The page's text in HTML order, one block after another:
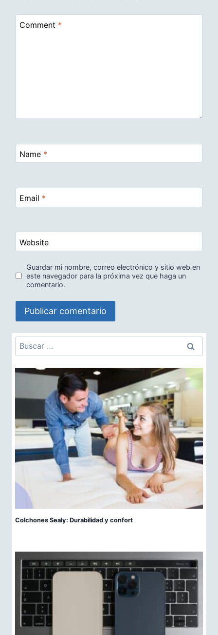
Comment *
Name *
Email *
Website
Guardar mi nombre, correo electrónico y sitio web en
este navegador para la próxima vez que haga un
comentario.
Buscar:
Colchones Sealy: Durabilidad y confort